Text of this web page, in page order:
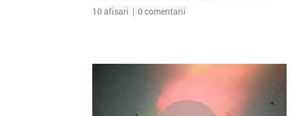
10 afisari | 0 comentarii